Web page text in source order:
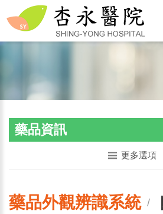
藥品資訊
更多選項
藥品外觀辨識系統/